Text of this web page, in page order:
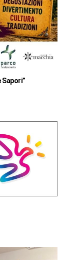
Sapori”